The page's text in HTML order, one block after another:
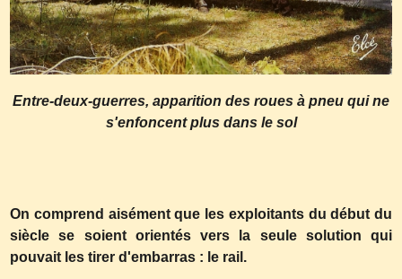
Entre-deux-guerres, apparition des roues à pneu qui ne
s'enfoncent plus dans le sol
On comprend aisément que les exploitants du début du
siècle se soient orientés vers la seule solution qui
pouvait les tirer d'embarras : le rail.